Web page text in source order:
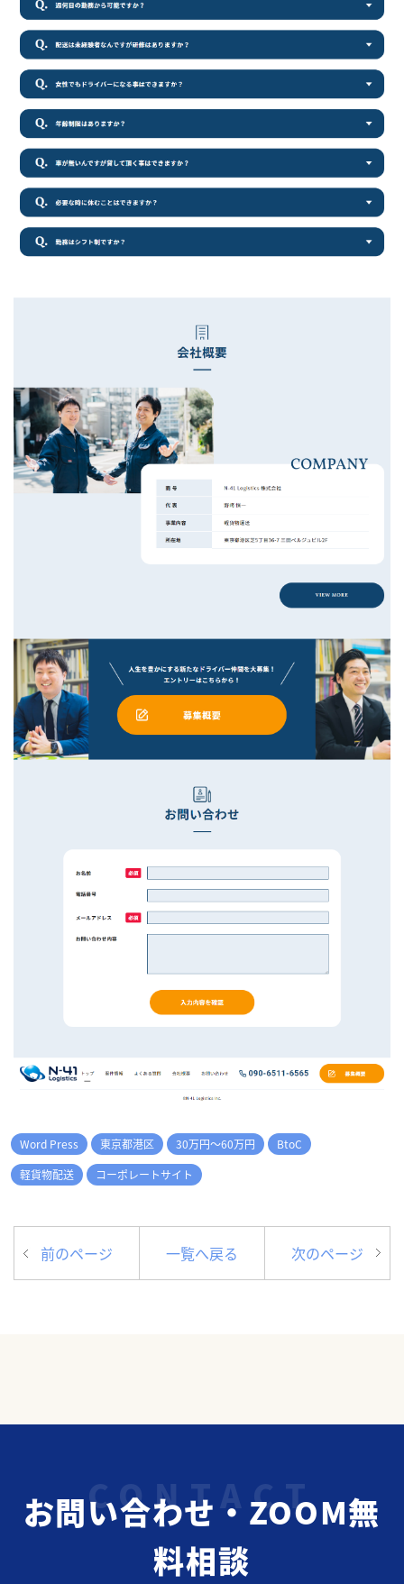
Word Press 東京都港区 30万円～60万円
BtoC
軽貨物配送
コーポレートサイト
前のページ 一覧へ戻る 次のページ
お問い合わせ・ZOOM無
料相談